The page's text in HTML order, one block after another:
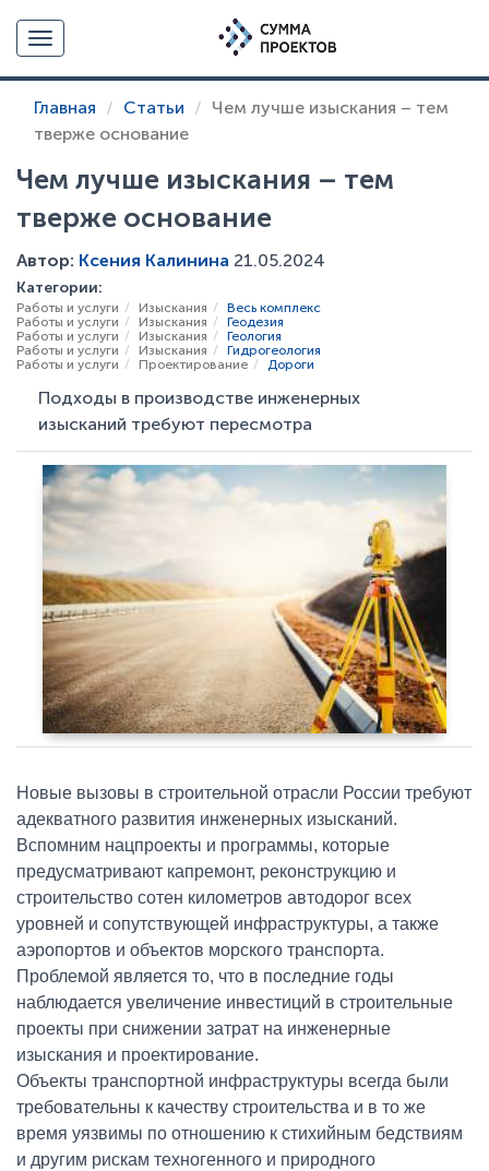
Toggle navigation
Главная Статьи
Чем лучше изыскания – тем
тверже основание
Чем лучше изыскания – тем
тверже основание
Автор: Ксения Калинина 21.05.2024
Категории:
Работы и услуги Изыскания
Весь комплекс
Работы и услуги
Изыскания
Геодезия
Работы и услуги
Изыскания
Геология
Работы и услуги
Изыскания
Гидрогеология
Работы и услуги
Проектирование Дороги
Подходы в производстве инженерных
изысканий требуют пересмотра
Новые вызовы в строительной отрасли России требуют
адекватного развития инженерных изысканий.
Вспомним нацпроекты и программы, которые
предусматривают капремонт, реконструкцию и
строительство сотен километров автодорог всех
уровней и сопутствующей инфраструктуры, а также
аэропортов и объектов морского транспорта.
Проблемой является то, что в последние годы
наблюдается увеличение инвестиций в строительные
проекты при снижении затрат на инженерные
изыскания и проектирование.
Объекты транспортной инфраструктуры всегда были
требовательны к качеству строительства и в то же
время уязвимы по отношению к стихийным бедствиям
и другим рискам техногенного и природного